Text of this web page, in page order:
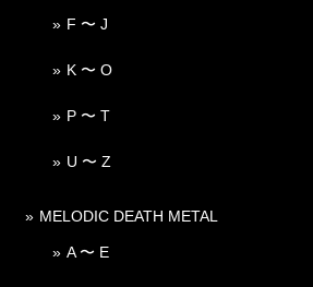
F 〜 J
K 〜 O
P 〜 T
U 〜 Z
MELODIC DEATH METAL
A 〜 E